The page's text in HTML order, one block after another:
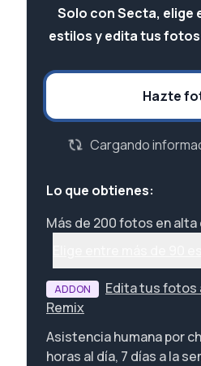
Solo con Secta, elige
estilos y edita tus
Hazte
Cargando
Lo que obtienes:
Más de 200 fotos en
ADDON
Edita tus fotos
Remix
Asistencia humana por
horas al día, 7 días a la